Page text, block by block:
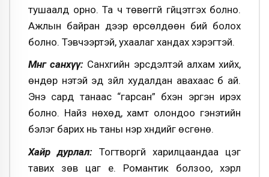
тушаалд орно. Та ч төвөггүй гүйцэтгэх болно.
Ажлын байран дээр өрсөлдөөн бий болох
болно. Тэвчээртэй, ухаалаг хандах хэрэгтэй.
Мөнгө санхүү: Санхүүгийн эрсдэлтэй алхам хийх,
өндөр үнэтэй эд зүйл худалдан авахаас бүү ай.
Энэ сард танаас “гарсан” бүхэн эргэн ирэх
болно. Найз нөхөд, хамт олондоо гэнэтийн
бэлэг барих нь таны нэр хүндийг өсгөнө.
Хайр дурлал: Тогтворгүй харилцаандаа цэг
тавих зөв цаг үе. Романтик болзоо, хэрүүл